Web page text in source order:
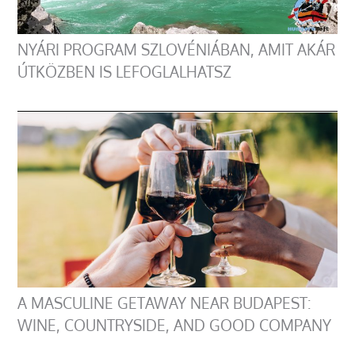
NYÁRI PROGRAM SZLOVÉNIÁBAN, AMIT AKÁR
ÚTKÖZBEN IS LEFOGLALHATSZ
A MASCULINE GETAWAY NEAR BUDAPEST:
WINE, COUNTRYSIDE, AND GOOD COMPANY